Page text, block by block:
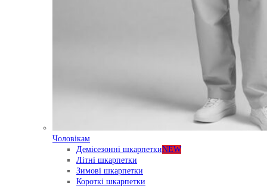
Чоловікам
Демісезонні шкарпеткиNEW
Літні шкарпетки
Зимові шкарпетки
Короткі шкарпетки